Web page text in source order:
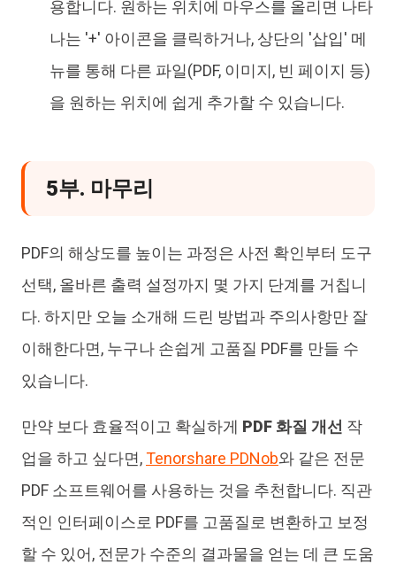
용합니다. 원하는 위치에 마우스를 올리면 나타
나는 '+' 아이콘을 클릭하거나, 상단의 '삽입' 메
뉴를 통해 다른 파일(PDF, 이미지, 빈 페이지 등)
을 원하는 위치에 쉽게 추가할 수 있습니다.
5부. 마무리
PDF의 해상도를 높이는 과정은 사전 확인부터 도구
선택, 올바른 출력 설정까지 몇 가지 단계를 거칩니
다. 하지만 오늘 소개해 드린 방법과 주의사항만 잘
이해한다면, 누구나 손쉽게 고품질 PDF를 만들 수
있습니다.
만약 보다 효율적이고 확실하게 PDF 화질 개선 작
업을 하고 싶다면,Tenorshare PDNob와 같은 전문
PDF 소프트웨어를 사용하는 것을 추천합니다. 직관
적인 인터페이스로 PDF를 고품질로 변환하고 보정
할 수 있어, 전문가 수준의 결과물을 얻는 데 큰 도움